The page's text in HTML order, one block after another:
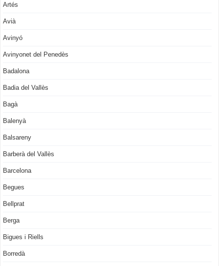
Artés
Avià
Avinyó
Avinyonet del Penedès
Badalona
Badia del Vallès
Bagà
Balenyà
Balsareny
Barberà del Vallès
Barcelona
Begues
Bellprat
Berga
Bigues i Riells
Borredà